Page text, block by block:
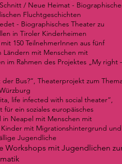
/ Neue Heimat -
Fluchtgeschichten
- Biographisches Theater zu
in Tiroler Kinderheimen
150 TeilnehmerInnen aus fünf
Ländern mit Menschen mit
im Rahmen des Projektes „My right
der Bus?“, Theaterprojekt zum
life infected with social theater“,
für ein soziales europäisches
in Neapel mit Menschen mit
mit Migrationshintergrund und
Jugendliche
Workshops mit Jugendlichen